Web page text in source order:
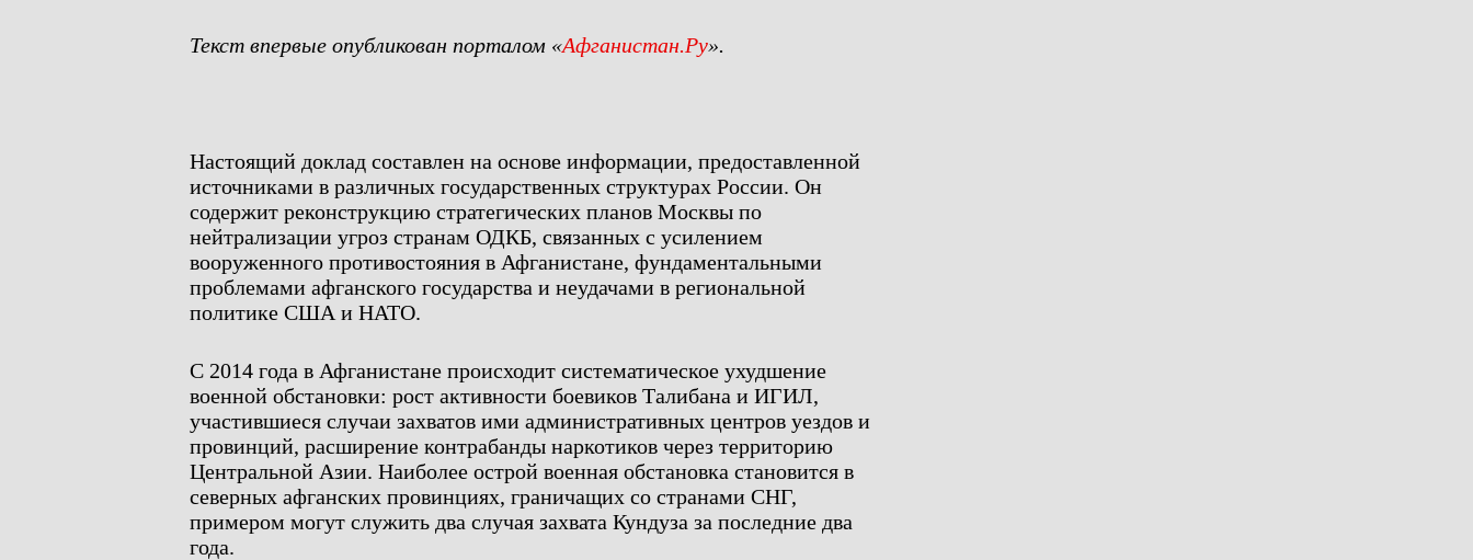
Текст впервые опубликован порталом «Афганистан.Ру».
Настоящий доклад составлен на основе информации, предоставленной
источниками в различных государственных структурах России. Он
содержит реконструкцию стратегических планов Москвы по
нейтрализации угроз странам ОДКБ, связанных с усилением
вооруженного противостояния в Афганистане, фундаментальными
проблемами афганского государства и неудачами в региональной
политике США и НАТО.
С 2014 года в Афганистане происходит систематическое ухудшение
военной обстановки: рост активности боевиков Талибана и ИГИЛ,
участившиеся случаи захватов ими административных центров уездов и
провинций, расширение контрабанды наркотиков через территорию
Центральной Азии. Наиболее острой военная обстановка становится в
северных афганских провинциях, граничащих со странами СНГ,
примером могут служить два случая захвата Кундуза за последние два
года.